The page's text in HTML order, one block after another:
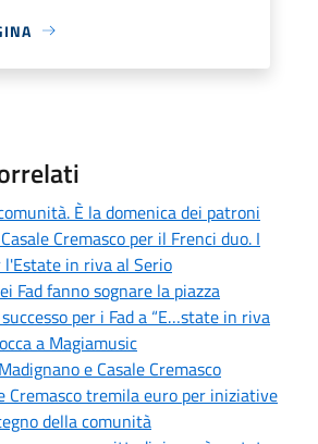
È la domenica dei patroni
Cremasco per il Frenci duo. I
l'Estate in riva al Serio
Fad fanno sognare la piazza
per i Fad a “E…state in riva
a Magiamusic
e Casale Cremasco
Cremasco tremila euro per iniziative
della comunità